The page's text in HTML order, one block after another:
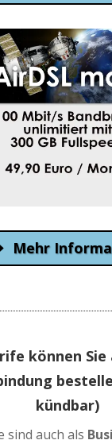
Mehr
können Sie
kündbar)
sind auch als